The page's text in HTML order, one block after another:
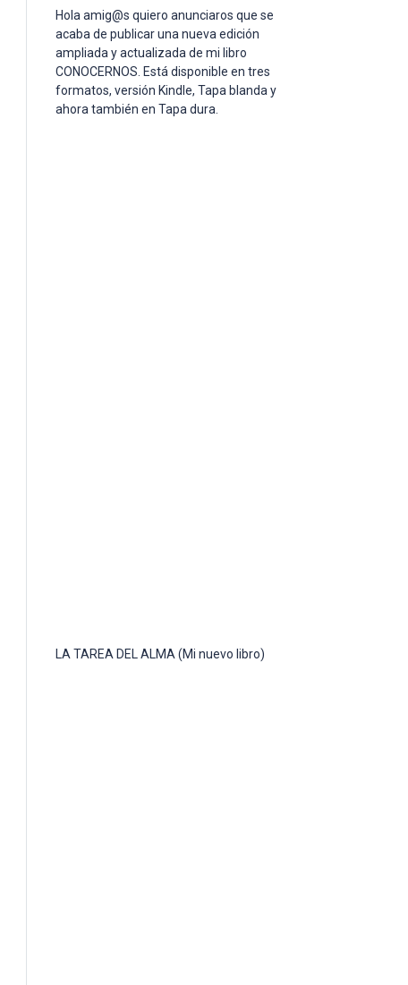
Hola amig@s quiero anunciaros que se
acaba de publicar una nueva edición
ampliada y actualizada de mi libro
CONOCERNOS. Está disponible en tres
formatos, versión Kindle, Tapa blanda y
ahora también en Tapa dura.
LA TAREA DEL ALMA (Mi nuevo libro)